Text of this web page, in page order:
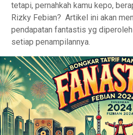
tetapi, pernahkah kamu kepo,
Rizky Febian? Artikel ini akan
pendapatan fantastis yg
setiap penampilannya.